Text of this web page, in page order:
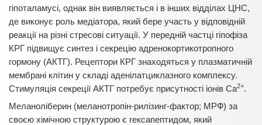
гіпоталамусі, однак він виявляється і в інших відділах ЦНС,
де виконує роль медіатора, який бере участь у відповідній
реакції на різні стресові ситуації. У передній частці гіпофіза
КРГ підвищує синтез і секрецію адренокортикотропного
гормону (АКТГ). Рецептори КРГ знаходяться у плазматичній
мембрані клітин у складі аденілатциклазного комплексу.
Стимуляція секреції АКТГ потребує присутності іонів Са2+.
Меланоліберин (меланотропін-рилізинг-фактор; МРФ) за
своєю хімічною структурою є гексапептидом, який